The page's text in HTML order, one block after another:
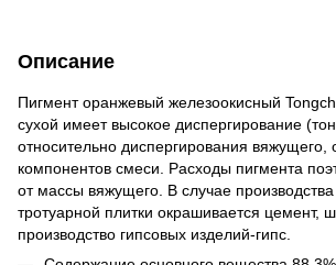
Описание
Пигмент оранжевый железоокисный
сухой имеет высокое диспергирование
относительно диспергирования вяжущего,
компонентов смеси. Расходы пигмента
от массы вяжущего. В случае
тротуарной плитки окрашивается цемент,
производство гипсовых изделий-гипс.